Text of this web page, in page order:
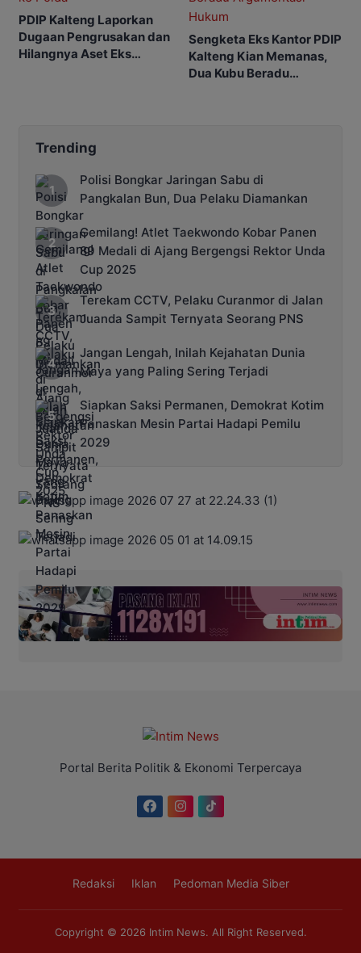
PDIP Kalteng Laporkan
Dugaan Pengrusakan dan
Hilangnya Aset Eks
Sengketa Eks Kantor PDIP
Kalteng Kian Memanas,
Dua Kubu Beradu
Trending
Polisi Bongkar Jaringan Sabu di
Pangkalan Bun, Dua Pelaku Diamankan
Gemilang! Atlet Taekwondo Kobar Panen
89 Medali di Ajang Bergengsi Rektor Unda
Cup 2025
Terekam CCTV, Pelaku Curanmor di Jalan
Juanda Sampit Ternyata Seorang PNS
Jangan Lengah, Inilah Kejahatan Dunia
Maya yang Paling Sering Terjadi
Siapkan Saksi Permanen, Demokrat Kotim
Panaskan Mesin Partai Hadapi Pemilu
2029
Portal Berita Politik & Ekonomi Terpercaya
Redaksi Iklan Pedoman Media Siber
Copyright © 2026 Intim News. All Right Reserved.